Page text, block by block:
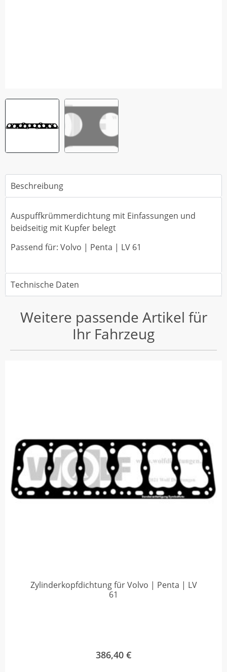
Beschreibung
Auspuffkrümmerdichtung mit Einfassungen und
beidseitig mit Kupfer belegt
Passend für: Volvo | Penta | LV 61
Technische Daten
Weitere passende Artikel für
Ihr Fahrzeug
Zylinderkopfdichtung für Volvo | Penta | LV
61
386,40 €